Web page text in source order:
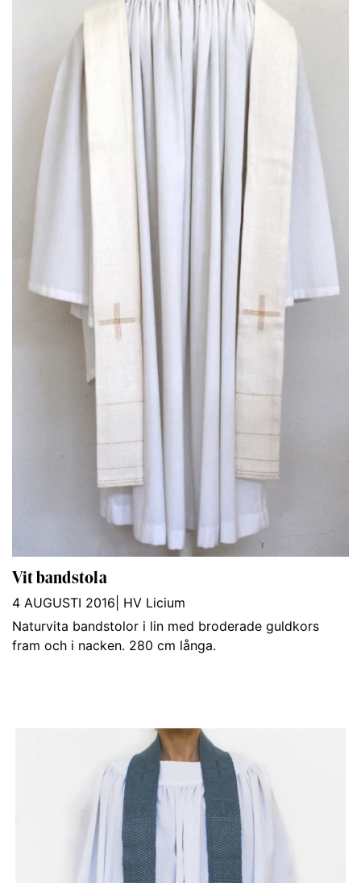
Vit bandstola
4 AUGUSTI 2016 HV Licium
Naturvita bandstolor i lin med broderade guldkors
fram och i nacken. 280 cm långa.